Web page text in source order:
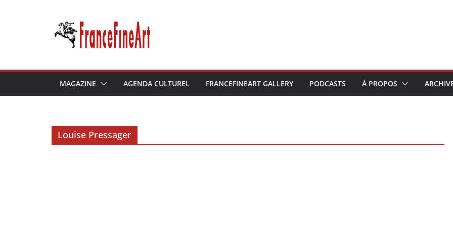
MAGAZINE AGENDA CULTUREL FRANCEFINEART GALLERY PODCASTS À PROPOS
Louise Pressager